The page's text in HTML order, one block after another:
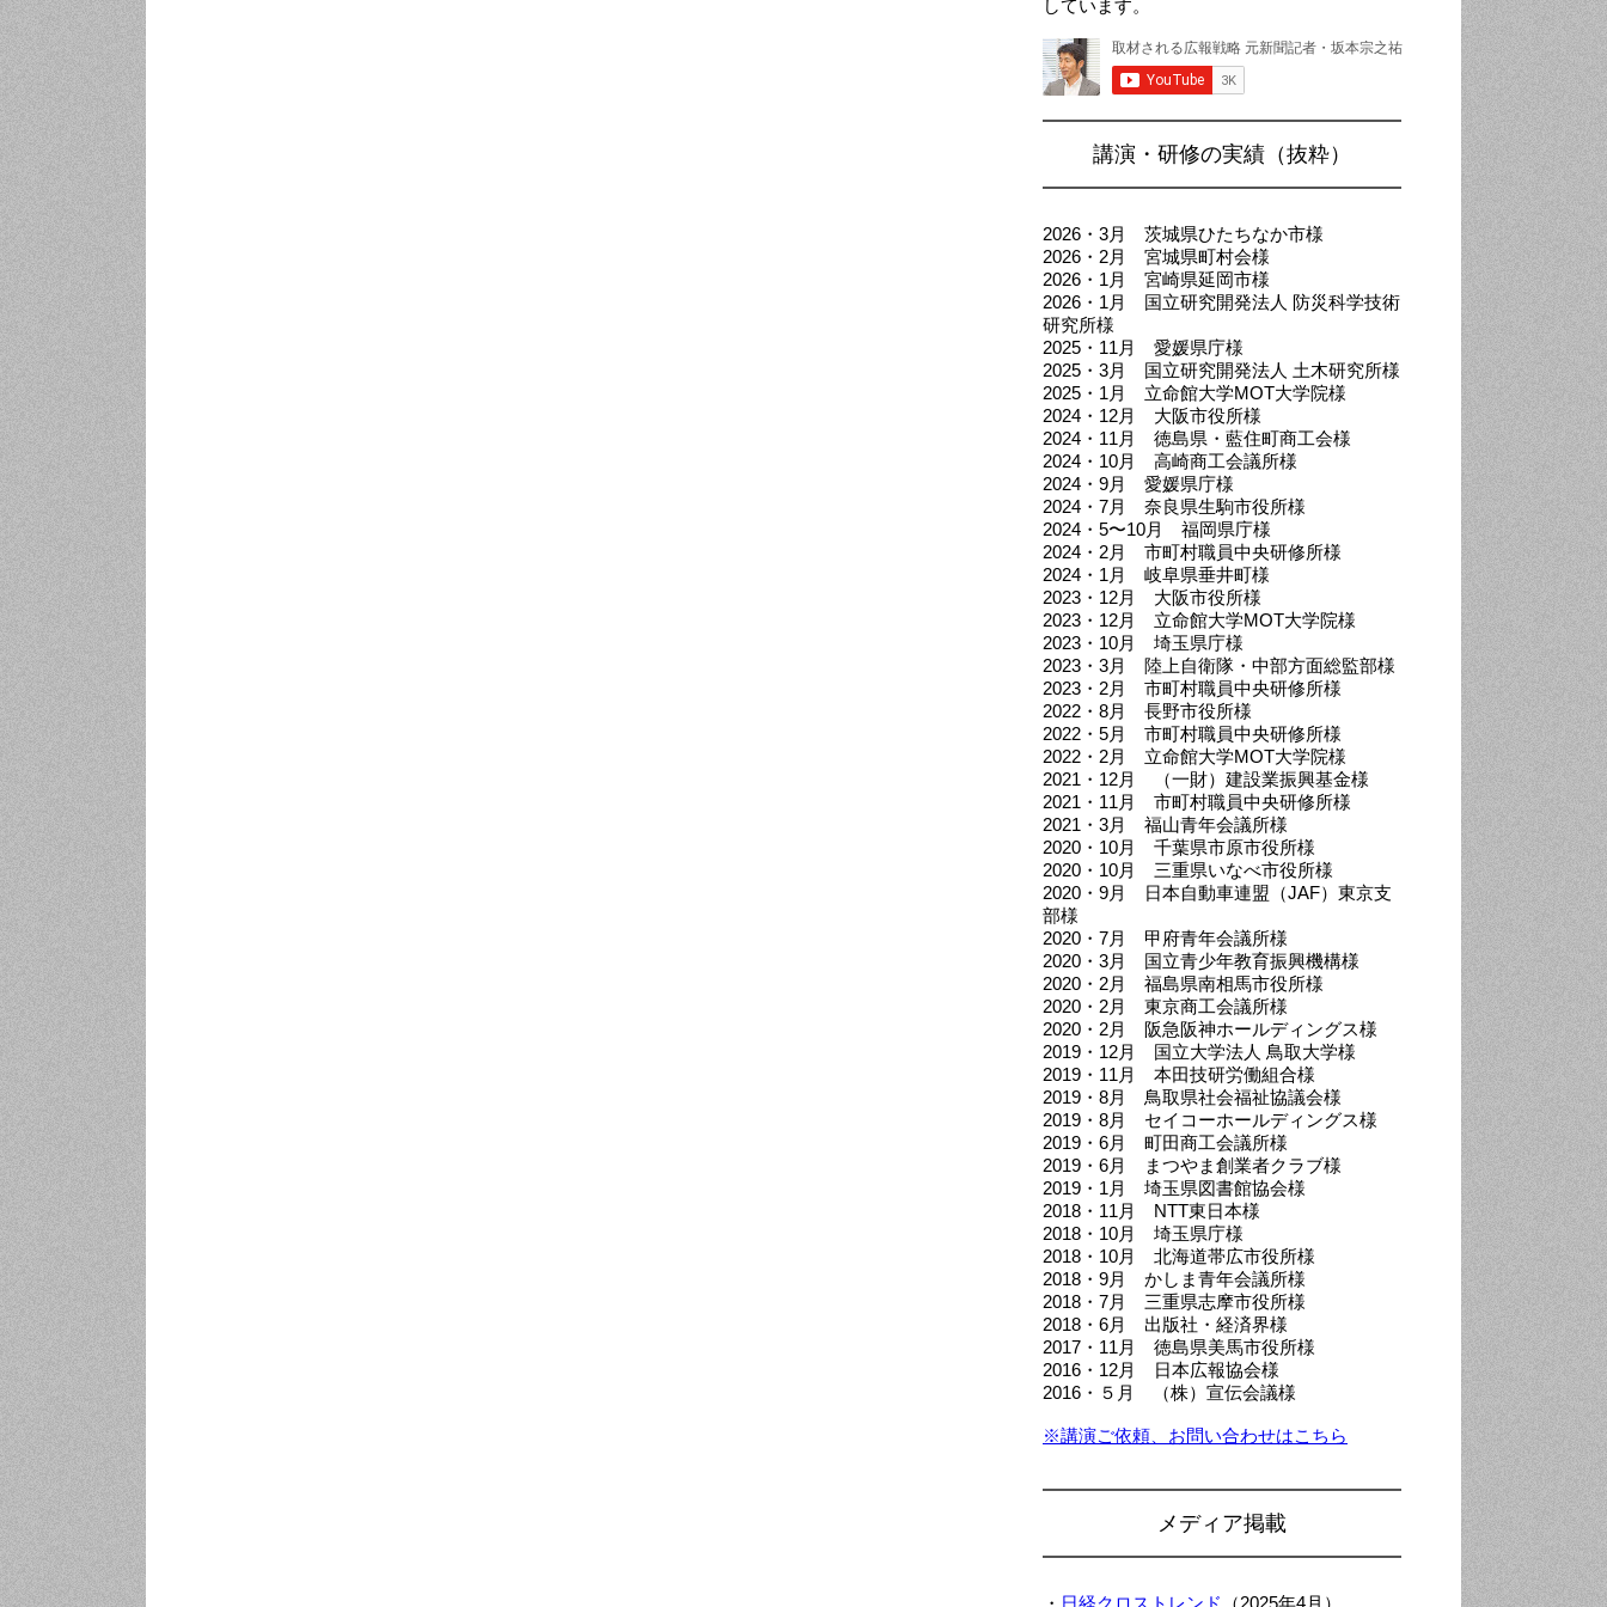
しています。
講演・研修の実績（抜粋）
2026・3月 茨城県ひたちなか市様
2026・2月 宮城県町村会様
2026・1月 宮崎県延岡市様
2026・1月 国立研究開発法人 防災科学技術
研究所様
2025・11月 愛媛県庁様
2025・3月 国立研究開発法人 土木研究所様
2025・1月 立命館大学MOT大学院様
2024・12月 大阪市役所様
2024・11月 徳島県・藍住町商工会様
2024・10月 高崎商工会議所様
2024・9月 愛媛県庁様
2024・7月 奈良県生駒市役所様
2024・5〜10月 福岡県庁様
2024・2月 市町村職員中央研修所様
2024・1月 岐阜県垂井町様
2023・12月 大阪市役所様
2023・12月 立命館大学MOT大学院様
2023・10月 埼玉県庁様
2023・3月 陸上自衛隊・中部方面総監部様
2023・2月 市町村職員中央研修所様
2022・8月 長野市役所様
2022・5月 市町村職員中央研修所様
2022・2月 立命館大学MOT大学院様
2021・12月 （一財）建設業振興基金様
2021・11月 市町村職員中央研修所様
2021・3月 福山青年会議所様
2020・10月 千葉県市原市役所様
2020・10月 三重県いなべ市役所様
2020・9月 日本自動車連盟（JAF）東京支
部様
2020・7月 甲府青年会議所様
2020・3月 国立青少年教育振興機構様
2020・2月 福島県南相馬市役所様
2020・2月 東京商工会議所様
2020・2月 阪急阪神ホールディングス様
2019・12月 国立大学法人 鳥取大学様
2019・11月 本田技研労働組合様
2019・8月 鳥取県社会福祉協議会様
2019・8月 セイコーホールディングス様
2019・6月 町田商工会議所様
2019・6月 まつやま創業者クラブ様
2019・1月 埼玉県図書館協会様
2018・11月 NTT東日本様
2018・10月 埼玉県庁様
2018・10月 北海道帯広市役所様
2018・9月 かしま青年会議所様
2018・7月 三重県志摩市役所様
2018・6月 出版社・経済界様
2017・11月 徳島県美馬市役所様
2016・12月 日本広報協会様
2016・５月 （株）宣伝会議様
※講演ご依頼、お問い合わせはこちら
メディア掲載
・ 日経クロストレンド （2025年4月）